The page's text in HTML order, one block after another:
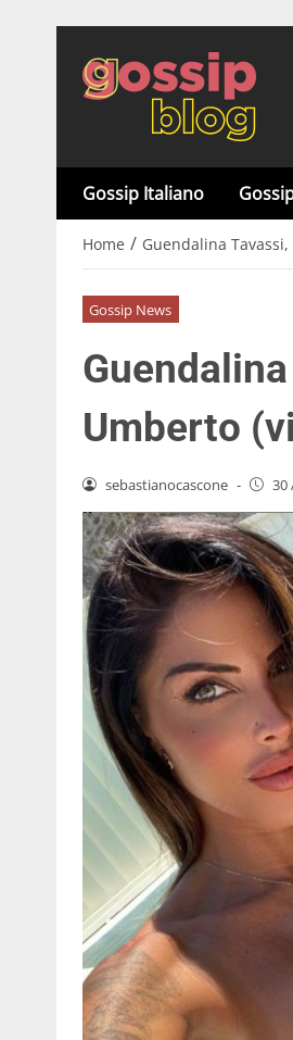
Gossip Italiano
Home / Guendalina
Gossip News
Umberto
sebastianocascone - 30